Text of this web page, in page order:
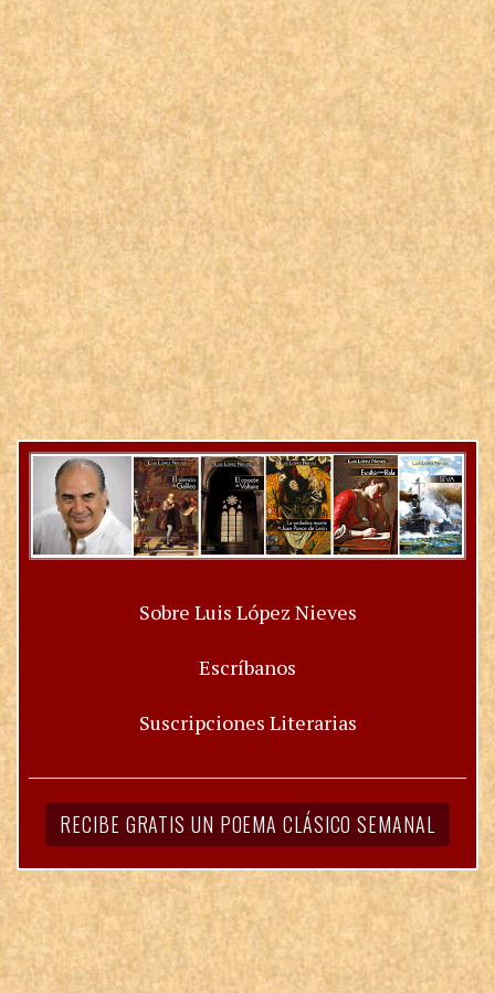
Sobre Luis López Nieves
Escríbanos
Suscripciones Literarias
RECIBE GRATIS UN POEMA CLÁSICO SEMANAL